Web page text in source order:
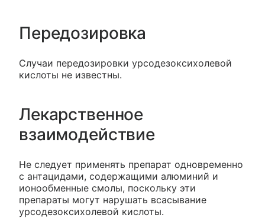
Передозировка
Случаи передозировки урсодезоксихолевой
кислоты не известны.
Лекарственное
взаимодействие
Не следует применять препарат одновременно
с антацидами, содержащими алюминий и
ионообменные смолы, поскольку эти
препараты могут нарушать всасывание
урсодезоксихолевой кислоты.